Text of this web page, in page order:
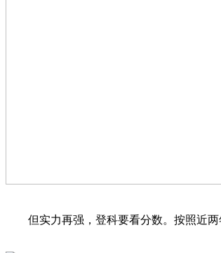
但实力再强，登科要看分数。按照近两年